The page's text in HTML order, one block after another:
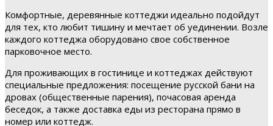
Комфортные, деревянные коттеджи идеально подойдут
для тех, кто любит тишину и мечтает об уединении. Возле
каждого коттеджа оборудовано свое собственное
парковочное место.
Для проживающих в гостинице и коттеджах действуют
специальные предложения: посещение русской бани на
дровах (общественные парения), почасовая аренда
беседок, а также доставка еды из ресторана прямо в
номер или коттедж.